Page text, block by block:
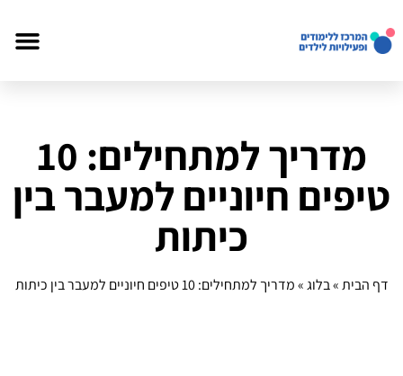
מדריך למתחילים: 10
טיפים חיוניים למעבר בין
כיתות
דף הבית»בלוג»מדריך למתחילים: 10 טיפים חיוניים למעבר בין כיתות